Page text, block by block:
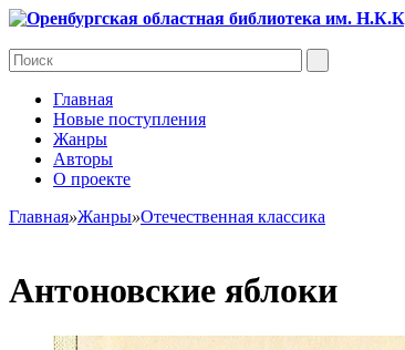
Главная
Новые поступления
Жанры
Авторы
О проекте
Главная»Жанры»Отечественная классика
Антоновские яблоки